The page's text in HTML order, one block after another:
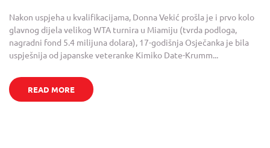
Nakon uspjeha u kvalifikacijama, Donna Vekić prošla je i prvo kolo
glavnog dijela velikog WTA turnira u Miamiju (tvrda podloga,
nagradni fond 5.4 milijuna dolara), 17-godišnja Osječanka je bila
uspješnija od japanske veteranke Kimiko Date-Krumm...
READ MORE